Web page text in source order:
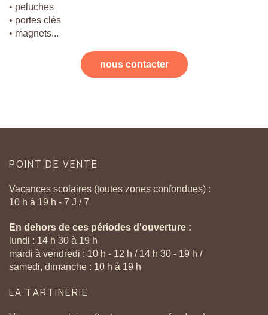
• peluches
• portes clés
• magnets...
nous contacter
POINT DE VENTE
Vacances scolaires (toutes zones confondues) :
10 h à 19 h - 7 J / 7
En dehors de ces périodes d'ouverture :
lundi : 14 h 30 à 19 h
mardi à vendredi : 10 h - 12 h / 14 h 30 - 19 h /
samedi, dimanche : 10 h à 19 h
LA TARTINERIE